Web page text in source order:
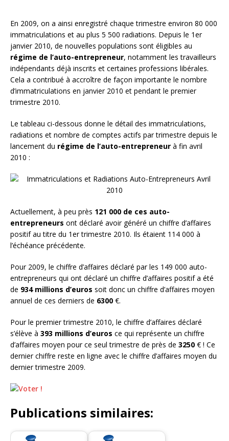
En 2009, on a ainsi enregistré chaque trimestre environ 80 000
immatriculations et au plus 5 500 radiations. Depuis le 1er
janvier 2010, de nouvelles populations sont éligibles au
régime de l’auto-entrepreneur, notamment les travailleurs
indépendants déjà inscrits et certaines professions libérales.
Cela a contribué à accroître de façon importante le nombre
d’immatriculations en janvier 2010 et pendant le premier
trimestre 2010.
Le tableau ci-dessous donne le détail des immatriculations,
radiations et nombre de comptes actifs par trimestre depuis le
lancement du régime de l’auto-entrepreneur à fin avril
2010 :
Actuellement, à peu près 121 000 de ces auto-
entrepreneurs ont déclaré avoir généré un chiffre d’affaires
positif au titre du 1er trimestre 2010. Ils étaient 114 000 à
l’échéance précédente.
Pour 2009, le chiffre d’affaires déclaré par les 149 000 auto-
entrepreneurs qui ont déclaré un chiffre d’affaires positif a été
de 934 millions d’euros soit donc un chiffre d’affaires moyen
annuel de ces derniers de 6300 €.
Pour le premier trimestre 2010, le chiffre d’affaires déclaré
s’élève à 393 millions d’euros ce qui représente un chiffre
d’affaires moyen pour ce seul trimestre de près de 3250 € ! Ce
dernier chiffre reste en ligne avec le chiffre d’affaires moyen du
dernier trimestre 2009.
Publications similaires: